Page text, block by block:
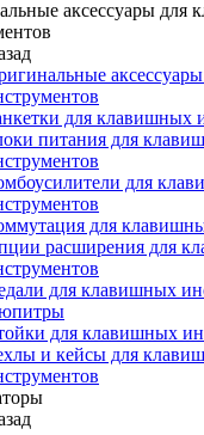
аксессуары для
для клавишных
питания для
для
для
расширения для
для клавишных
для клавишных
и кейсы для